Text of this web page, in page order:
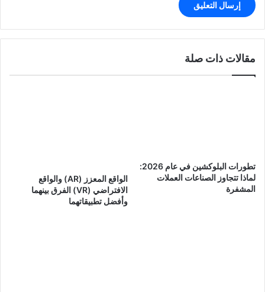
مقالات ذات صلة
تطورات البلوكشين في عام 2026:
لماذا تتجاوز الصناعات العملات
المشفرة
الواقع المعزز (AR) والواقع
الافتراضي (VR) الفرق بينهما
وأفضل تطبيقاتهما